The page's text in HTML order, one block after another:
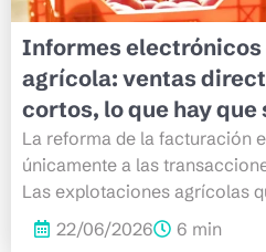
Informes electrónicos
agrícola: ventas
cortos, lo que hay que
La reforma de la facturación
únicamente a las
Las explotaciones agrícolas
22/06/2026
6 min